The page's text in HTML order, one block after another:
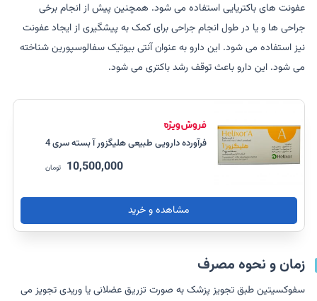
عفونت های باکتریایی استفاده می شود. همچنین پیش از انجام برخی
جراحی ها و یا در طول انجام جراحی برای کمک به پیشگیری از ایجاد عفونت
نیز استفاده می شود. این دارو به عنوان آنتی بیوتیک سفالوسپورین شناخته
می شود. این دارو باعث توقف رشد باکتری می شود.
فرآورده دارویی طبیعی هلیگزور آ بسته سری 4
10,500,000 تومان
مشاهده و خرید
زمان و نحوه مصرف
سفوکسیتین طبق تجویز پزشک به صورت تزریق عضلانی یا وریدی تجویز می